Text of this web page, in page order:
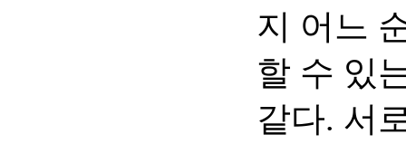
지 어느
할 수 있
같다. 서